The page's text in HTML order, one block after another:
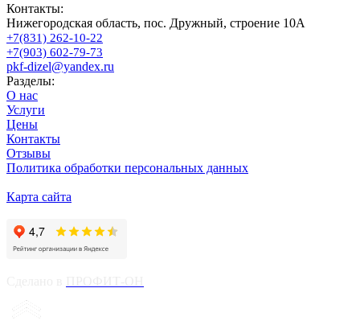
Контакты:
Нижегородская область, пос. Дружный, строение 10А
+7(831) 262-10-22
+7(903) 602-79-73
pkf-dizel@yandex.ru
Разделы:
О нас
Услуги
Цены
Контакты
Отзывы
Политика обработки персональных данных
Карта сайта